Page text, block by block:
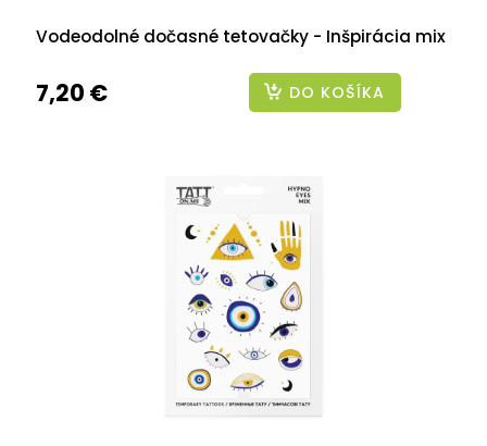
Vodeodolné dočasné tetovačky - Inšpirácia mix
7,20 € DO KOŠÍKA